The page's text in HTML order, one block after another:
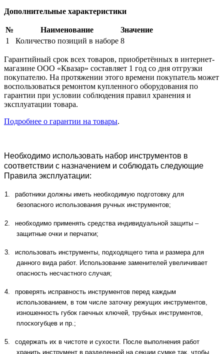
Дополнительные характеристики
№ Наименование
Значение
1
Количество позиций в наборе 8
Гарантийный срок всех товаров, приобретённых в интернет-
магазине ООО «Квазар» составляет 1 год со дня отгрузки
покупателю. На протяжении этого времени покупатель может
воспользоваться ремонтом купленного оборудования по
гарантии при условии соблюдения правил хранения и
эксплуатации товара.
Подробнее о гарантии на товары.
Необходимо использовать набор инструментов в
соответствии с назначением и соблюдать следующие
Правила эксплуатации:
1.
работники должны иметь необходимую подготовку для
безопасного использования ручных инструментов;
2.
необходимо применять средства индивидуальной защиты –
защитные очки и перчатки;
3.
использовать инструменты, подходящего типа и размера для
данного вида работ. Использование заменителей увеличивает
опасность несчастного случая;
4.
проверять исправность инструментов перед каждым
использованием, в том числе заточку режущих инструментов,
изношенность губок гаечных ключей, трубных инструментов,
плоскогубцев и пр.;
5.
содержать их в чистоте и сухости. После выполнения работ
хранить инструмент в разделенной на секции сумке так, чтобы